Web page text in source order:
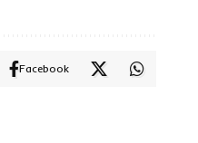
Facebook